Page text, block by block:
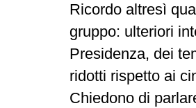
Ricordo altresì
gruppo: ulteriori
Presidenza, dei
ridotti rispetto ai
Chiedono di